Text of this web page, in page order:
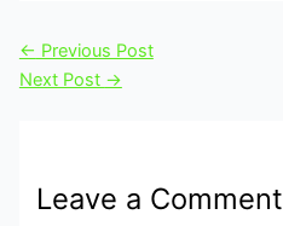
← Previous Post
Next Post →
Leave a Comment